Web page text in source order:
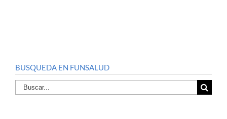
BUSQUEDA EN FUNSALUD
Buscar
por: